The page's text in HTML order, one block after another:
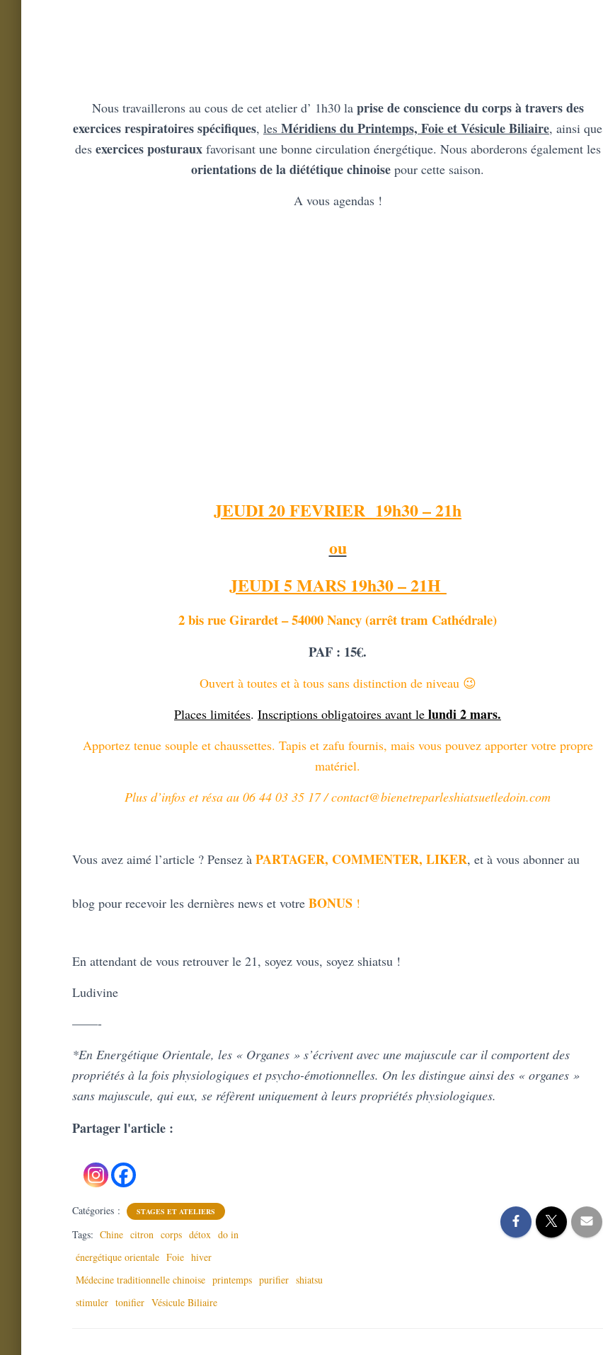
Nous travaillerons au cous de cet atelier d’ 1h30 la prise de conscience du corps à travers des
exercices respiratoires spécifiques, les Méridiens du Printemps, Foie et Vésicule Biliaire, ainsi que
des exercices posturauxfavorisant une bonne circulation énergétique. Nous aborderons également les
orientations de la diététique chinoise pour cette saison.
A vous agendas !
JEUDI 20 FEVRIER 19h30 – 21h
ou
JEUDI 5 MARS 19h30 – 21H
2 bis rue Girardet – 54000 Nancy (arrêt tram Cathédrale)
PAF : 15€.
Ouvert à toutes et à tous sans distinction de niveau 😉
Places limitées. Inscriptions obligatoires avant le lundi 2 mars.
Apportez tenue souple et chaussettes. Tapis et zafu fournis, mais vous pouvez apporter votre propre
matériel.
Plus d’infos et résa au 06 44 03 35 17 / contact@bienetreparleshiatsuetledoin.com
Vous avez aimé l’article ? Pensez à PARTAGER, COMMENTER, LIKER, et à vous abonner au
blog pour recevoir les dernières news et votre BONUS !
En attendant de vous retrouver le 21, soyez vous, soyez shiatsu !
Ludivine
——-
*En Energétique Orientale, les « Organes » s’écrivent avec une majuscule car il comportent des
propriétés à la fois physiologiques et psycho-émotionnelles. On les distingue ainsi des « organes »
sans majuscule, qui eux, se réfèrent uniquement à leurs propriétés physiologiques.
Partager l'article :
Catégories : STAGES ET ATELIERS
Tags: Chine citron corps détox do in
énergétique orientale Foie hiver
Médecine traditionnelle chinoise printemps purifier shiatsu
stimuler tonifier Vésicule Biliaire